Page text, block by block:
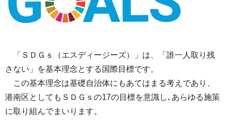
「ＳＤＧｓ（エスディージーズ）」は、「誰一人取り残
さない」を基本理念とする国際目標です。
この基本理念は基礎自治体にもあてはまる考えであり、
港南区としてもＳＤＧｓの17の目標を意識し､あらゆる施策
に取り組んでまいります。